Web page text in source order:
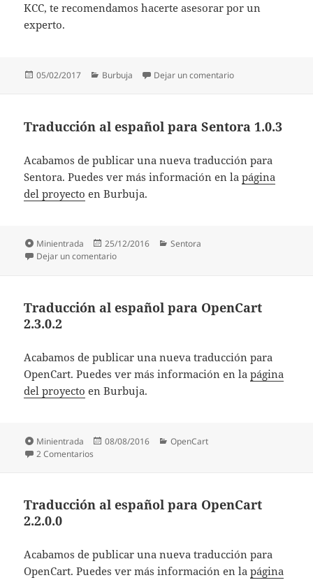
KCC, te recomendamos hacerte asesorar por un
experto.
Publicado
05/02/2017 Categorías
Burbuja Dejar un comentarioen Transbank
Traducción al español para Sentora 1.0.3
Acabamos de publicar una nueva traducción para
Sentora. Puedes ver más información en lapágina
del proyecto en Burbuja.
Formato
Minientrada
Publicado
el
25/12/2016 Categorías
Sentora
Dejar un comentarioen Traducción al español para Sentora 1.0.3
Traducción al español para OpenCart
2.3.0.2
Acabamos de publicar una nueva traducción para
OpenCart. Puedes ver más información en lapágina
del proyecto en Burbuja.
Formato
Minientrada
Publicado
08/08/2016 Categorías
OpenCart
2 Comentarios
Traducción al español para OpenCart
2.2.0.0
Acabamos de publicar una nueva traducción para
OpenCart. Puedes ver más información en lapágina